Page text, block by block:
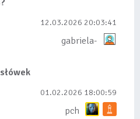
12.03.2026 20:03:41
gabriela-
01.02.2026 18:00:59
pch